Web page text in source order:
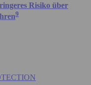
Risiko über
9